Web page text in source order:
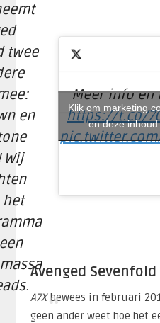
twee
en
Wij
Meer info en
https://t.co/
pic.twitter.com/
Klik om marketing
en deze
Avenged Sevenfold
A7Xbewees in februari
geen ander weet hoe het